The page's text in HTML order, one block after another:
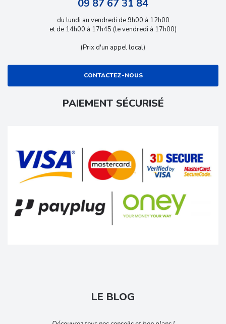
09 87 67 31 84
du lundi au vendredi de 9h00 à 12h00
et de 14h00 à 17h45 (le vendredi à 17h00)
(Prix d'un appel local)
CONTACTEZ-NOUS
PAIEMENT SÉCURISÉ
LE BLOG